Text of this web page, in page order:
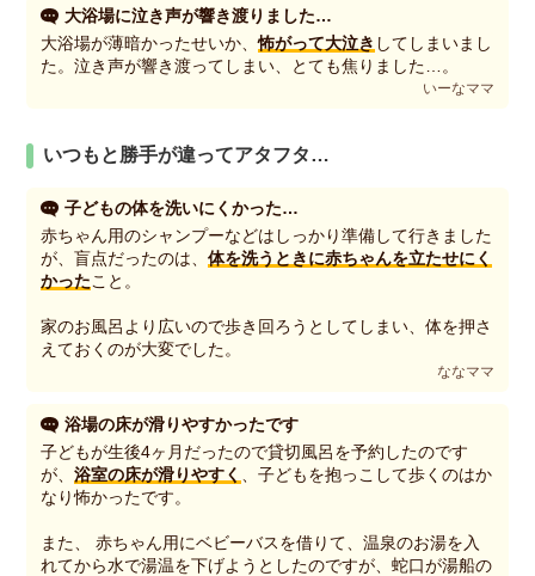
大浴場に泣き声が響き渡りました…
大浴場が薄暗かったせいか、怖がって大泣き してしまいまし
た。泣き声が響き渡ってしまい、とても焦りました…。
いーなママ
いつもと勝手が違ってアタフタ…
子どもの体を洗いにくかった…
赤ちゃん用のシャンプーなどはしっかり準備して行きました
が、盲点だったのは、体を洗うときに赤ちゃんを立たせにく
かったこと。
家のお風呂より広いので歩き回ろうとしてしまい、体を押さ
えておくのが大変でした。
ななママ
浴場の床が滑りやすかったです
子どもが生後4ヶ月だったので貸切風呂を予約したのです
が、浴室の床が滑りやすく
、子どもを抱っこして歩くのはか
なり怖かったです。
また、 赤ちゃん用にベビーバスを借りて、温泉のお湯を入
れてから水で湯温を下げようとしたのですが、蛇口が湯船の